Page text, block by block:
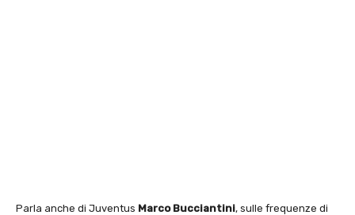
Parla anche di Juventus Marco Bucciantini, sulle frequenze di